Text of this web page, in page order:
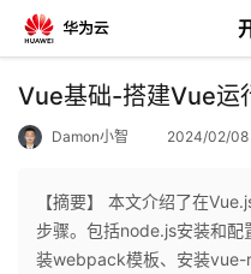
返
Vue基础-搭建Vue运
Damon小智 2024/02/08
【摘要】 本文介绍了在
步骤。包括node.js安装和配
装webpack模板、安装vue-